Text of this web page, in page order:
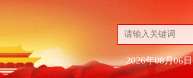
2026年08月06日